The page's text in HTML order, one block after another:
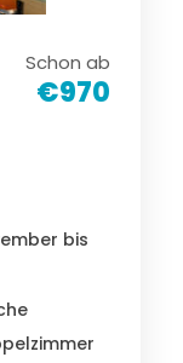
Schon ab
€970
bis